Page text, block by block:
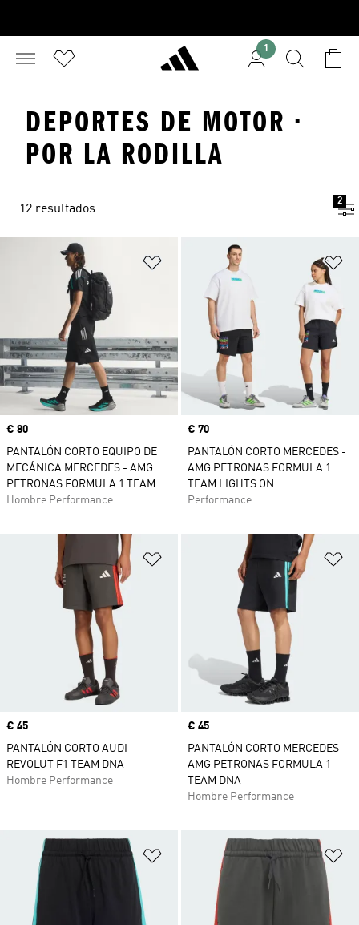
1
DEPORTES DE MOTOR ·
POR LA RODILLA
12 resultados
2
Añadir a la lista de deseos
Precio
€ 80
PANTALÓN CORTO EQUIPO DE
MECÁNICA MERCEDES - AMG
PETRONAS FORMULA 1 TEAM
Hombre Performance
Precio
€ 70
PANTALÓN CORTO MERCEDES -
AMG PETRONAS FORMULA 1
TEAM LIGHTS ON
Performance
Añadir a la lista de deseos
Precio
€ 45
PANTALÓN CORTO AUDI
REVOLUT F1 TEAM DNA
Hombre Performance
Precio
€ 45
PANTALÓN CORTO MERCEDES -
AMG PETRONAS FORMULA 1
TEAM DNA
Hombre Performance
Añadir a la lista de deseos